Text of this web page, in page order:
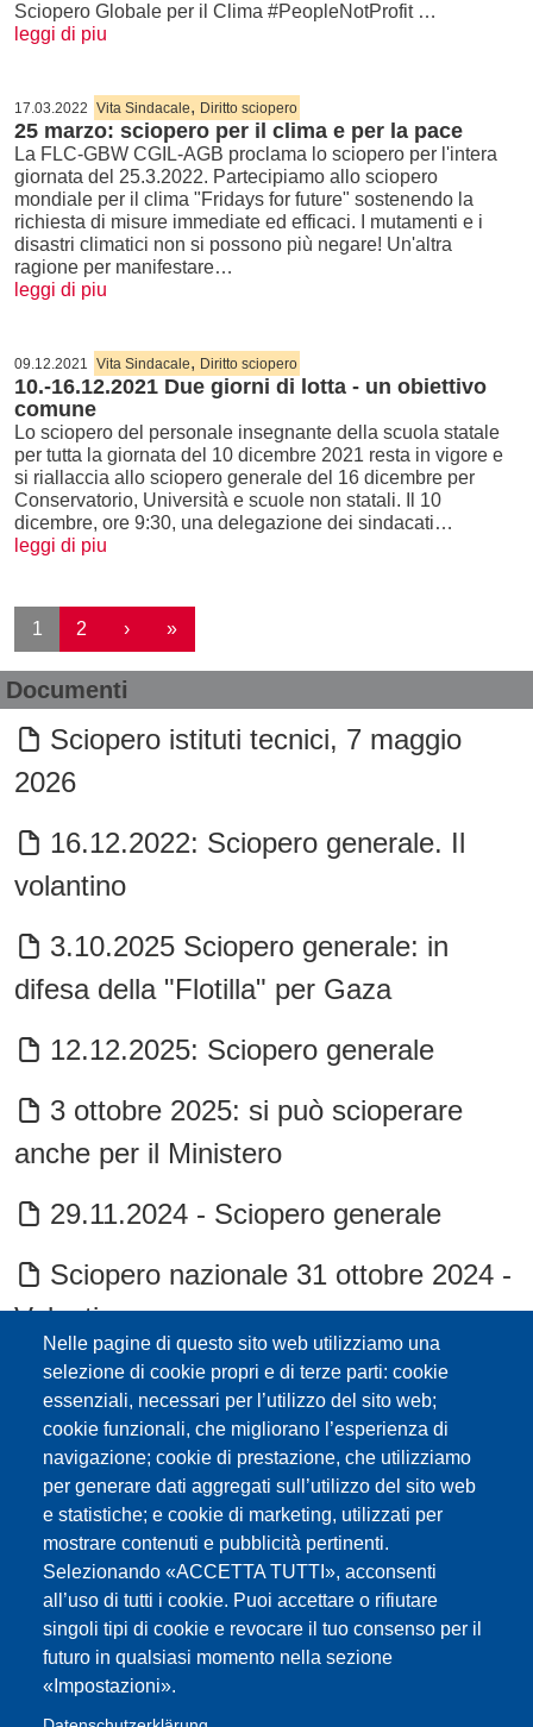
Nelle pagine di questo sito web utilizziamo una
selezione di cookie propri e di terze parti: cookie
essenziali, necessari per l’utilizzo del sito web;
cookie funzionali, che migliorano l’esperienza di
navigazione; cookie di prestazione, che utilizziamo
per generare dati aggregati sull’utilizzo del sito web
e statistiche; e cookie di marketing, utilizzati per
mostrare contenuti e pubblicità pertinenti.
Selezionando «ACCETTA TUTTI», acconsenti
all’uso di tutti i cookie. Puoi accettare o rifiutare
singoli tipi di cookie e revocare il tuo consenso per il
futuro in qualsiasi momento nella sezione
«Impostazioni».
Sciopero Globale per il Clima #PeopleNotProfit …
leggi di piu
17.03.2022 Vita Sindacale, Diritto sciopero
25 marzo: sciopero per il clima e per la pace
La FLC-GBW CGIL-AGB proclama lo sciopero per l'intera
giornata del 25.3.2022. Partecipiamo allo sciopero
mondiale per il clima "Fridays for future" sostenendo la
richiesta di misure immediate ed efficaci. I mutamenti e i
disastri climatici non si possono più negare! Un'altra
ragione per manifestare…
leggi di piu
09.12.2021 Vita Sindacale, Diritto sciopero
10.-16.12.2021 Due giorni di lotta - un obiettivo
comune
Lo sciopero del personale insegnante della scuola statale
per tutta la giornata del 10 dicembre 2021 resta in vigore e
si riallaccia allo sciopero generale del 16 dicembre per
Conservatorio, Università e scuole non statali. Il 10
dicembre, ore 9:30, una delegazione dei sindacati…
leggi di piu
Paginazione
1 2 ›Pagina successiva
»Ultima pagina
Documenti
Sciopero istituti tecnici, 7 maggio
2026
16.12.2022: Sciopero generale. Il
volantino
3.10.2025 Sciopero generale: in
difesa della "Flotilla" per Gaza
12.12.2025: Sciopero generale
3 ottobre 2025: si può scioperare
anche per il Ministero
29.11.2024 - Sciopero generale
Sciopero nazionale 31 ottobre 2024 -
Volantino
Validità dei giorni di sciopero ai fini
del congedo ordinario, pensionistici, e di
carriera
SCIOPERO! Fridays for future
23.9.2022
Domande e risposte (FAQ) sul diritto
di sciopero del personale insegnante ed
educativo